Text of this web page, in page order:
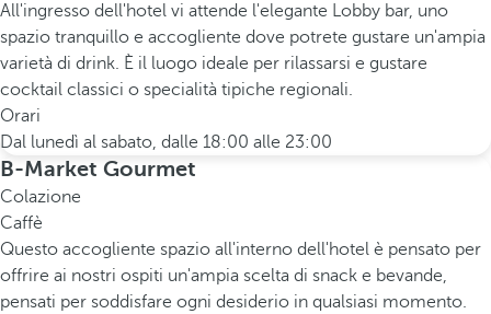
All'ingresso dell'hotel vi attende l'elegante Lobby bar, uno
spazio tranquillo e accogliente dove potrete gustare un'ampia
varietà di drink. È il luogo ideale per rilassarsi e gustare
cocktail classici o specialità tipiche regionali.
Orari
Dal lunedì al sabato, dalle 18:00 alle 23:00
B-Market Gourmet
Colazione
Caffè
Questo accogliente spazio all'interno dell'hotel è pensato per
offrire ai nostri ospiti un'ampia scelta di snack e bevande,
pensati per soddisfare ogni desiderio in qualsiasi momento.